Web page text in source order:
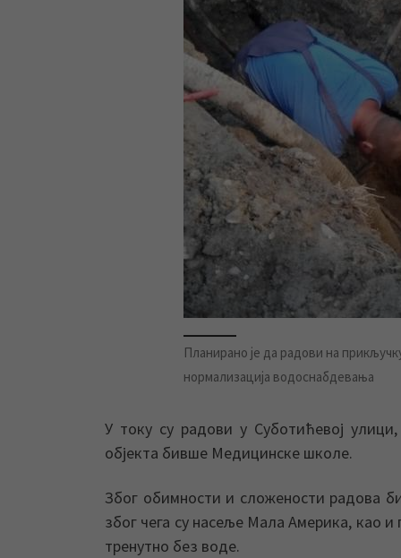
Планирано је да радови на
нормализација водоснабдевања
У току су радови у Суботићевој
објекта бивше Медицинске школе.
Због обимности и сложености радова
због чега су насеље Мала Америка, као и
тренутно без воде.